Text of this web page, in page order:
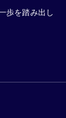
歩を踏み出し